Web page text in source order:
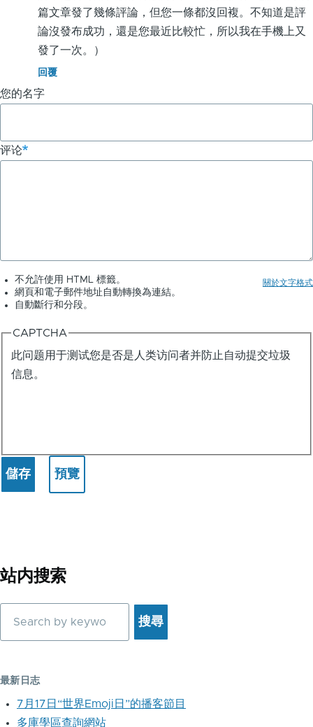
小
鱼
篇文章發了幾條評論，但您一條都沒回複。不知道是評
論沒發布成功，還是您最近比較忙，所以我在手機上又
發了一次。）
回覆
您的名字
评论
關於文字格式
不允許使用 HTML 標籤。
網頁和電子郵件地址自動轉換為連結。
自動斷行和分段。
CAPTCHA
此问题用于测试您是否是人类访问者并防止自动提交垃圾
信息。
站内搜索
最新日志
7月17日“世界Emoji日”的播客節目
多庫學區查詢網站